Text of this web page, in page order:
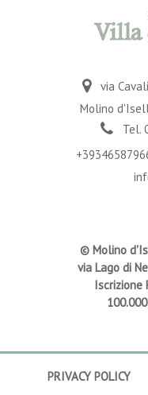
via
Molino
Tel.
© Molino
via Lago di
Iscrizione
PRIVACY POLICY